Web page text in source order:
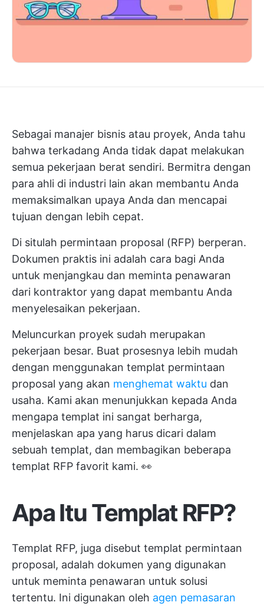
Sebagai manajer bisnis atau proyek, Anda tahu
bahwa terkadang Anda tidak dapat melakukan
semua pekerjaan berat sendiri. Bermitra dengan
para ahli di industri lain akan membantu Anda
memaksimalkan upaya Anda dan mencapai
tujuan dengan lebih cepat.
Di situlah permintaan proposal (RFP) berperan.
Dokumen praktis ini adalah cara bagi Anda
untuk menjangkau dan meminta penawaran
dari kontraktor yang dapat membantu Anda
menyelesaikan pekerjaan.
Meluncurkan proyek sudah merupakan
pekerjaan besar. Buat prosesnya lebih mudah
dengan menggunakan templat permintaan
proposal yang akan menghemat waktu dan
usaha. Kami akan menunjukkan kepada Anda
mengapa templat ini sangat berharga,
menjelaskan apa yang harus dicari dalam
sebuah templat, dan membagikan beberapa
templat RFP favorit kami. 👀
Apa Itu Templat RFP?
Templat RFP, juga disebut templat permintaan
proposal, adalah dokumen yang digunakan
untuk meminta penawaran untuk solusi
tertentu. Ini digunakan oleh agen pemasaran